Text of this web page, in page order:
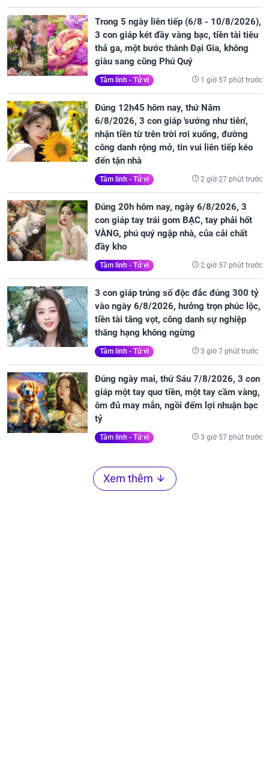
Trong 5 ngày liên tiếp (6/8 - 10/8/2026),
3 con giáp két đầy vàng bạc, tiền tài tiêu
thả ga, một bước thành Đại Gia, không
giàu sang cũng Phú Quý
Tâm linh - Tử vi 1 giờ 57 phút trước
Đúng 12h45 hôm nay, thứ Năm
6/8/2026, 3 con giáp 'sướng như tiên',
nhận tiền từ trên trời rơi xuống, đường
công danh rộng mở, tin vui liên tiếp kéo
đến tận nhà
Tâm linh - Tử vi 2 giờ 27 phút trước
Đúng 20h hôm nay, ngày 6/8/2026, 3
con giáp tay trái gom BẠC, tay phải hốt
VÀNG, phú quý ngập nhà, của cải chất
đầy kho
Tâm linh - Tử vi 2 giờ 57 phút trước
3 con giáp trúng số độc đắc đúng 300 tỷ
vào ngày 6/8/2026, hưởng trọn phúc lộc,
tiền tài tăng vọt, công danh sự nghiệp
thăng hạng không ngừng
Tâm linh - Tử vi 3 giờ 7 phút trước
Đúng ngày mai, thứ Sáu 7/8/2026, 3 con
giáp một tay quơ tiền, một tay cầm vàng,
ôm đủ may mắn, ngồi đếm lợi nhuận bạc
tỷ
Tâm linh - Tử vi 3 giờ 57 phút trước
Xem thêm